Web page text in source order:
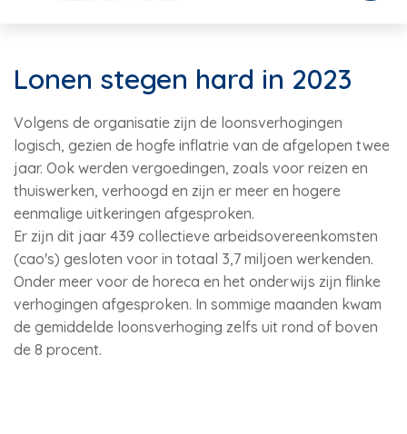
Lonen stegen hard in 2023
Volgens de organisatie zijn de loonsverhogingen
logisch, gezien de hogfe inflatrie van de afgelopen twee
jaar. Ook werden vergoedingen, zoals voor reizen en
thuiswerken, verhoogd en zijn er meer en hogere
eenmalige uitkeringen afgesproken.
Er zijn dit jaar 439 collectieve arbeidsovereenkomsten
(cao's) gesloten voor in totaal 3,7 miljoen werkenden.
Onder meer voor de horeca en het onderwijs zijn flinke
verhogingen afgesproken. In sommige maanden kwam
de gemiddelde loonsverhoging zelfs uit rond of boven
de 8 procent.